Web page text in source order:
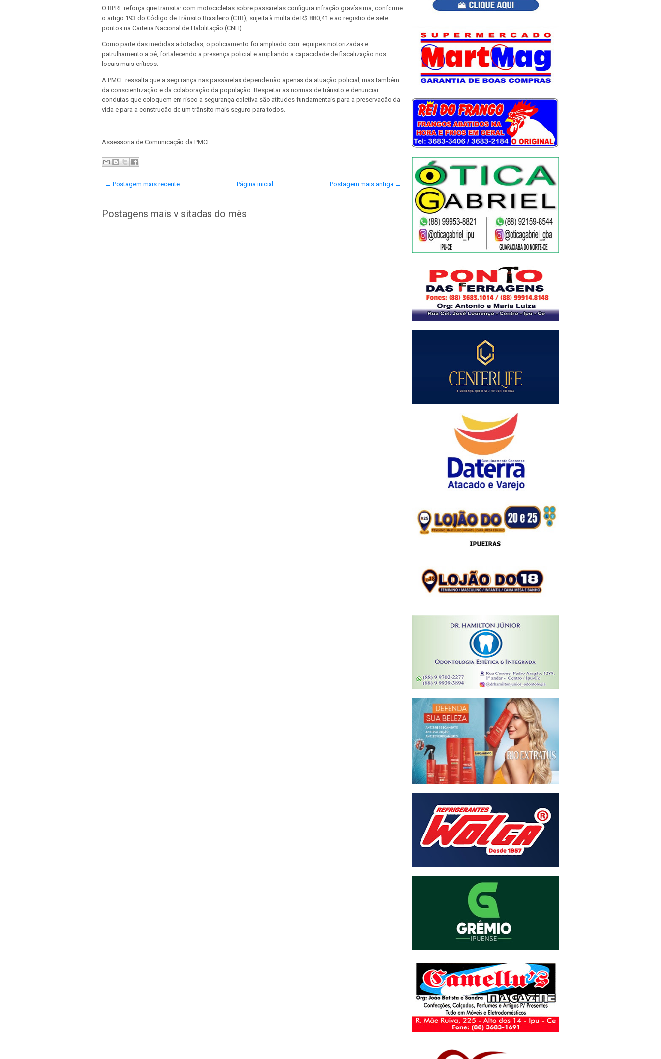
O BPRE reforça que transitar com motocicletas sobre passarelas configura infração gravíssima, conforme
o artigo 193 do Código de Trânsito Brasileiro (CTB), sujeita à multa de R$ 880,41 e ao registro de sete
pontos na Carteira Nacional de Habilitação (CNH).
Como parte das medidas adotadas, o policiamento foi ampliado com equipes motorizadas e
patrulhamento a pé, fortalecendo a presença policial e ampliando a capacidade de fiscalização nos
locais mais críticos.
A PMCE ressalta que a segurança nas passarelas depende não apenas da atuação policial, mas também
da conscientização e da colaboração da população. Respeitar as normas de trânsito e denunciar
condutas que coloquem em risco a segurança coletiva são atitudes fundamentais para a preservação da
vida e para a construção de um trânsito mais seguro para todos.
Assessoria de Comunicação da PMCE
← Postagem mais recente Postagem mais antiga →
Página inicial
Postagens mais visitadas do mês